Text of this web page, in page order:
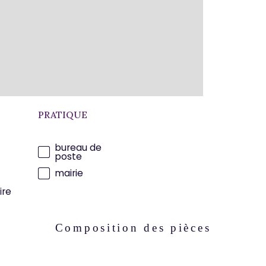
PRATIQUE
bureau de
poste
mairie
Composition des pièces